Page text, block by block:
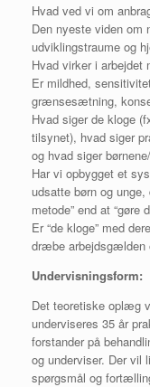
Hvad ved vi om
Den nyeste viden om
udviklingstraume og
Hvad virker i arbejdet
Er mildhed,
grænsesætning,
Hvad siger de kloge
tilsynet), hvad siger
og hvad siger
Har vi opbygget et
udsatte børn og unge,
metode” end at
Er “de kloge” med
dræbe arbejdsgælden
Undervisningsform:
Det teoretiske oplæg
underviseres 35 år
forstander på
og underviser. Der vil
spørgsmål og